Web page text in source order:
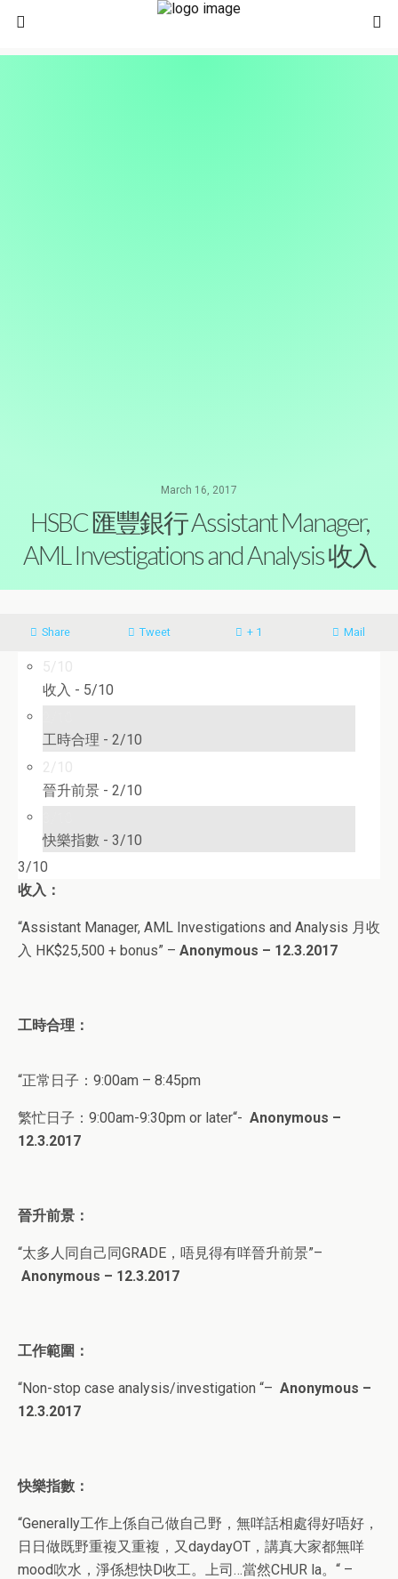
March 16, 2017
HSBC 匯豐銀行 Assistant Manager,
AML Investigations and Analysis 收入
Share Tweet + 1 Mail
5/10
收入 - 5/10
工時合理 -2/10
2/10
晉升前景 -2/10
快樂指數 -3/10
3/10
收入：
“Assistant Manager, AML Investigations and Analysis 月收
入 HK$25,500 + bonus” – Anonymous – 12.3.2017
工時合理：
“正常日子：9:00am – 8:45pm
繁忙日子：9:00am-9:30pm or later“- Anonymous –
12.3.2017
晉升前景：
“太多人同自己同GRADE，唔見得有咩晉升前景”–
Anonymous – 12.3.2017
工作範圍：
“Non-stop case analysis/investigation “– Anonymous –
12.3.2017
快樂指數：
“Generally工作上係自己做自己野，無咩話相處得好唔好，
日日做既野重複又重複，又daydayOT，講真大家都無咩
mood吹水，淨係想快D收工。上司…當然CHUR la。 “ –